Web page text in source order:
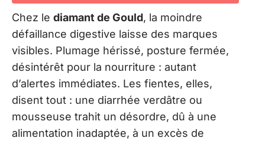
Chez le diamant de Gould, la moindre
défaillance digestive laisse des marques
visibles. Plumage hérissé, posture fermée,
désintérêt pour la nourriture : autant
d’alertes immédiates. Les fientes, elles,
disent tout : une diarrhée verdâtre ou
mousseuse trahit un désordre, dû à une
alimentation inadaptée, à un excès de